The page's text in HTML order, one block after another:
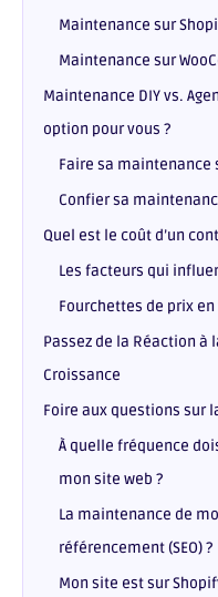
Maintenance sur
Maintenance sur
Maintenance DIY vs.
option pour vous ?
Faire sa maintenance
Confier sa
Quel est le coût d’un
Les facteurs qui
Fourchettes de prix
Passez de la Réaction à
Croissance
Foire aux questions sur
À quelle fréquence
mon site web ?
La maintenance de
référencement (SEO) ?
Mon site est sur